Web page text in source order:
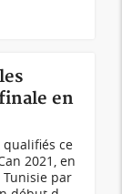
en
qualifiés ce
2021, en
par